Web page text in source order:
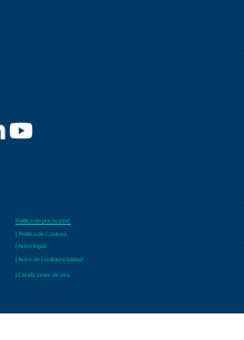
Política de privacidad
| Aviso legal
| Condiciones de uso
| Aviso de confidencialidad
| Política de Cookies